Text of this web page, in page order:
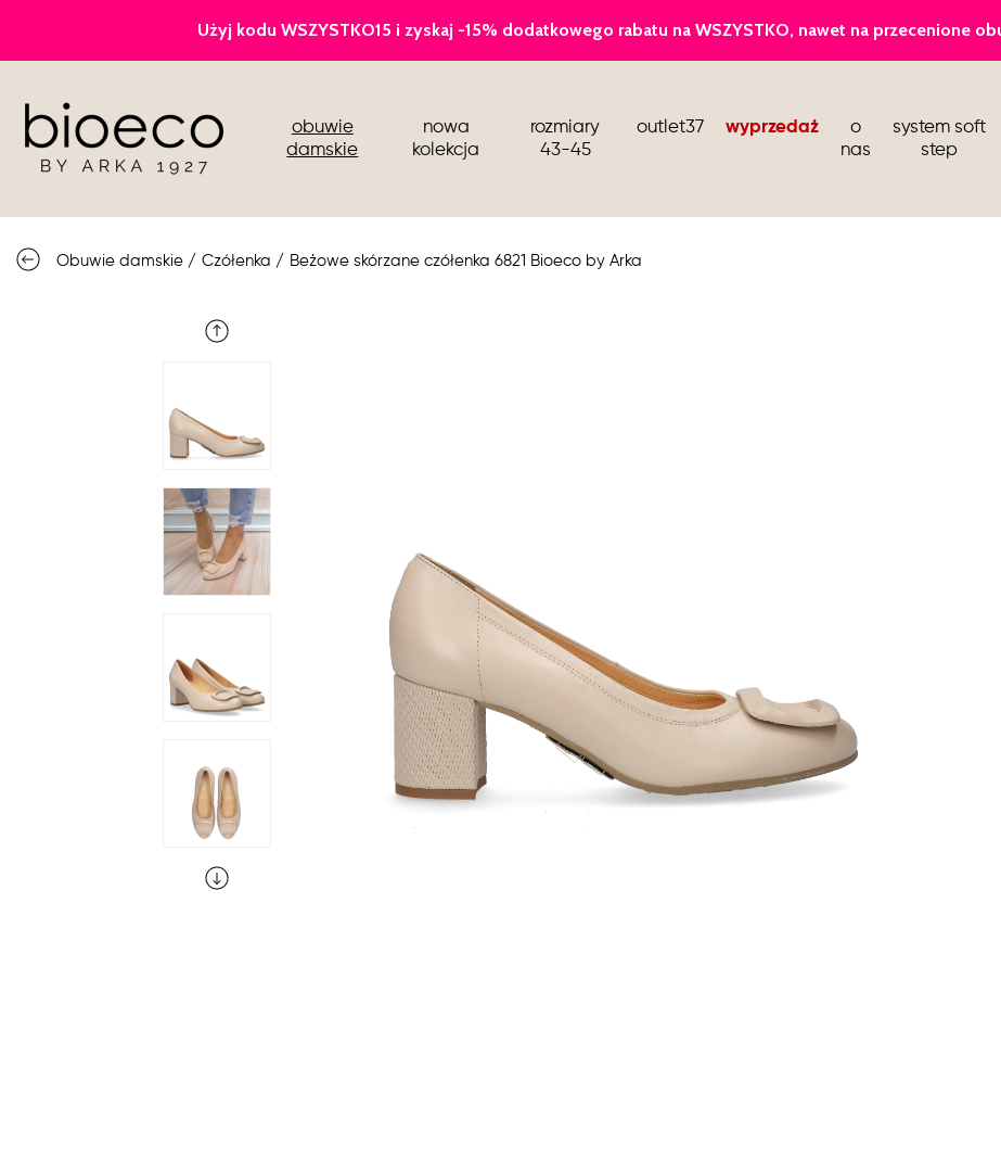
obuwie
damskie
sportowe sandały i klapki
półbuty i mokasyny buty dla stewardess
nowa
kolekcja
rozmiary
43-45
outlet37 wyprzedaż
o
nas
system soft
step
Obuwie damskie / Czółenka / Beżowe skórzane czółenka 6821 Bioeco by Arka